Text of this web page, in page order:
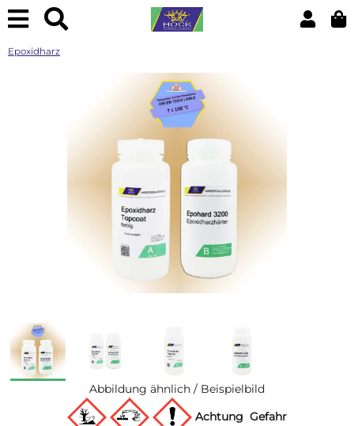
Epoxidharz
Abbildung ähnlich / Beispielbild
Achtung Gefahr